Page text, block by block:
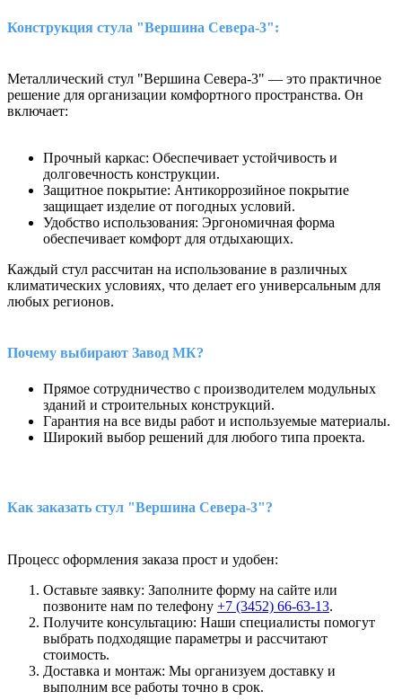
Конструкция стула "Вершина Севера-3":
Металлический стул "Вершина Севера-3" — это практичное
решение для организации комфортного пространства. Он
включает:
Прочный каркас: Обеспечивает устойчивость и
долговечность конструкции.
Защитное покрытие: Антикоррозийное покрытие
защищает изделие от погодных условий.
Удобство использования: Эргономичная форма
обеспечивает комфорт для отдыхающих.
Каждый стул рассчитан на использование в различных
климатических условиях, что делает его универсальным для
любых регионов.
Почему выбирают Завод МК?
Прямое сотрудничество с производителем модульных
зданий и строительных конструкций.
Гарантия на все виды работ и используемые материалы.
Широкий выбор решений для любого типа проекта.
Как заказать стул "Вершина Севера-3"?
Процесс оформления заказа прост и удобен:
Оставьте заявку: Заполните форму на сайте или
позвоните нам по телефону +7 (3452) 66-63-13.
Получите консультацию: Наши специалисты помогут
выбрать подходящие параметры и рассчитают
стоимость.
Доставка и монтаж: Мы организуем доставку и
выполним все работы точно в срок.